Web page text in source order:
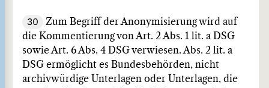
30
Zum Begriff der Anonymisierung wird auf
die Kommentierung von Art. 2 Abs. 1 lit. a DSG
sowie Art. 6 Abs. 4 DSG verwiesen. Abs. 2 lit. a
DSG ermöglicht es Bundesbehörden, nicht
archivwürdige Unterlagen oder Unterlagen, die